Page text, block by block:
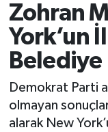
Zohran
York’un
Belediye
Demokrat Parti
olmayan
alarak New
Magazin
Siyaset
Spor
Yaşam
Trafik
Süper Lig
Tüm
Son Dakika